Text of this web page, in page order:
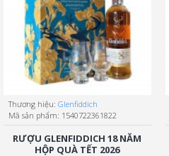
Thương hiệu: Glenfiddich
Mã sản phẩm: 1540722361822
RƯỢU GLENFIDDICH 18 NĂM
HỘP QUÀ TẾT 2026